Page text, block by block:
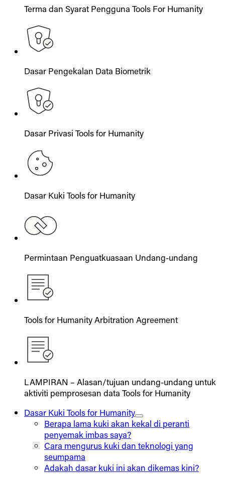
Terma dan Syarat Pengguna Tools For Humanity
Dasar Pengekalan Data Biometrik
Dasar Privasi Tools for Humanity
Dasar Kuki Tools for Humanity
Permintaan Penguatkuasaan Undang-undang
Tools for Humanity Arbitration Agreement
LAMPIRAN – Alasan/tujuan undang-undang untuk
aktiviti pemprosesan data Tools for Humanity
Dasar Kuki Tools for Humanity
Berapa lama kuki akan kekal di peranti
penyemak imbas saya?
Cara mengurus kuki dan teknologi yang
seumpama
Adakah dasar kuki ini akan dikemas kini?